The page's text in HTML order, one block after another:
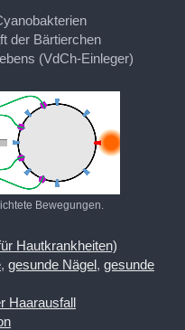
Bärtierchen
(VdCh-Einleger)
Bewegungen.
Hautkrankheiten)
, gesunde Nägel, gesunde
Haarausfall